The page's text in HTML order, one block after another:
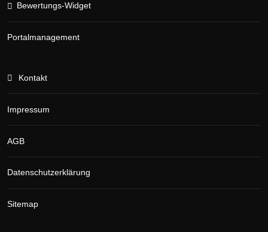
Bewertungs-Widget
Portalmanagement
Kontakt
Impressum
AGB
Datenschutzerklärung
Sitemap